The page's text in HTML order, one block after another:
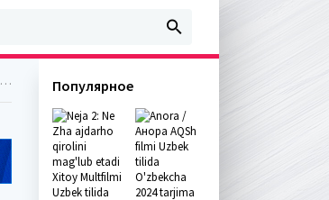
Популярное